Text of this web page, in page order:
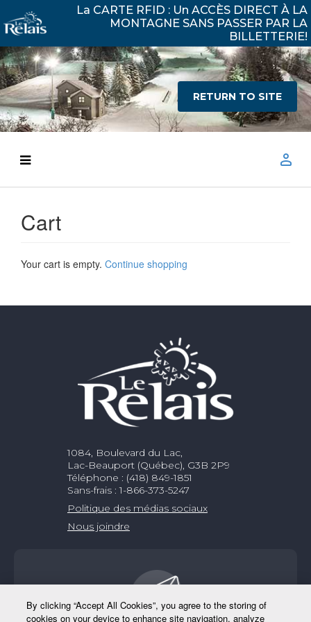
La CARTE RFID : Un ACCÈS DIRECT À LA
MONTAGNE SANS PASSER PAR LA
BILLETTERIE!
RETURN TO SITE
Cart
Your cart is empty. Continue shopping
1084, Boulevard du Lac,
Lac-Beauport (Québec), G3B 2P9
Téléphone : (418) 849-1851
Sans-frais : 1-866-373-5247
Politique des médias sociaux
Nous joindre
By clicking “Accept All Cookies”, you agree to the storing of
cookies on your device to enhance site navigation, analyze